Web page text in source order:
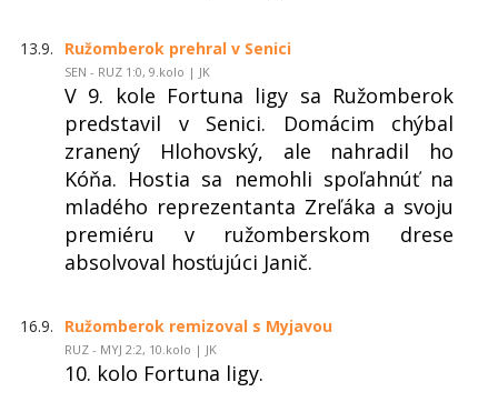
13.9. Ružomberok prehral v Senici
SEN - RUZ 1:0, 9.kolo | JK
V 9. kole Fortuna ligy sa Ružomberok
predstavil v Senici. Domácim chýbal
zranený Hlohovský, ale nahradil ho
Kóňa. Hostia sa nemohli spoľahnúť na
mladého reprezentanta Zreľáka a svoju
premiéru v ružomberskom drese
absolvoval hosťujúci Janič.
16.9. Ružomberok remizoval s Myjavou
RUZ - MYJ 2:2, 10.kolo | JK
10. kolo Fortuna ligy.